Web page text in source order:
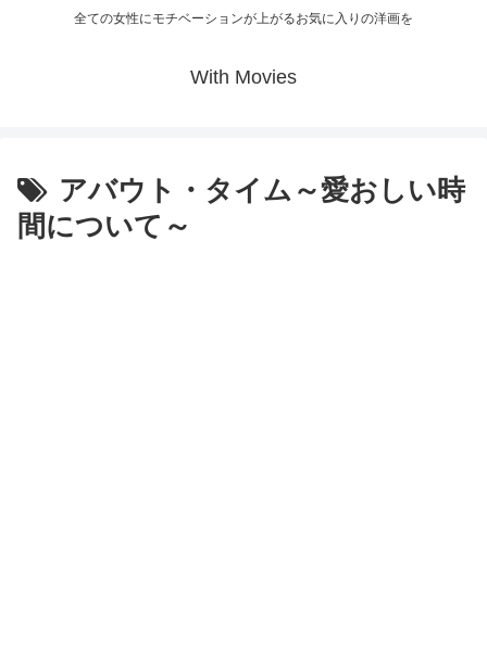
全ての女性にモチベーションが上がるお気に入りの洋画を
With Movies
アバウト・タイム～愛おしい時
間について～